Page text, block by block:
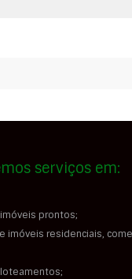
serviços em:
imóveis prontos;
imóveis residenciais,
loteamentos;